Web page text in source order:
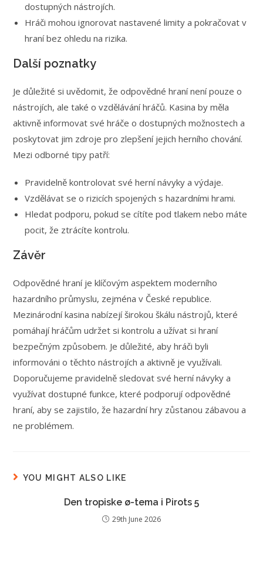
dostupných nástrojích.
Hráči mohou ignorovat nastavené limity a pokračovat v
hraní bez ohledu na rizika.
Další poznatky
Je důležité si uvědomit, že odpovědné hraní není pouze o
nástrojích, ale také o vzdělávání hráčů. Kasina by měla
aktivně informovat své hráče o dostupných možnostech a
poskytovat jim zdroje pro zlepšení jejich herního chování.
Mezi odborné tipy patří:
Pravidelně kontrolovat své herní návyky a výdaje.
Vzdělávat se o rizicích spojených s hazardními hrami.
Hledat podporu, pokud se cítíte pod tlakem nebo máte
pocit, že ztrácíte kontrolu.
Závěr
Odpovědné hraní je klíčovým aspektem moderního
hazardního průmyslu, zejména v České republice.
Mezinárodní kasina nabízejí širokou škálu nástrojů, které
pomáhají hráčům udržet si kontrolu a užívat si hraní
bezpečným způsobem. Je důležité, aby hráči byli
informováni o těchto nástrojích a aktivně je využívali.
Doporučujeme pravidelně sledovat své herní návyky a
využívat dostupné funkce, které podporují odpovědné
hraní, aby se zajistilo, že hazardní hry zůstanou zábavou a
ne problémem.
YOU MIGHT ALSO LIKE
Den tropiske ø-tema i Pirots 5
29th June 2026